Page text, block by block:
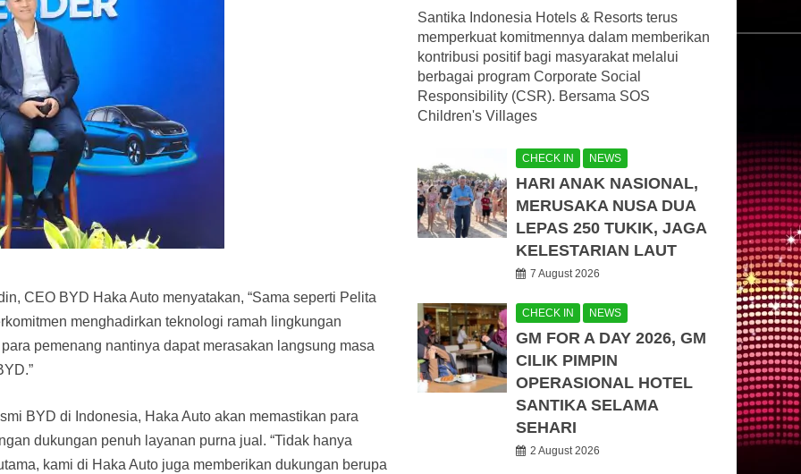
CEO BYD Haka Auto menyatakan, “Sama seperti Pelita
menghadirkan teknologi ramah lingkungan
pemenang nantinya dapat merasakan langsung masa
BYD di Indonesia, Haka Auto akan memastikan para
dukungan penuh layanan purna jual. “Tidak hanya
kami di Haka Auto juga memberikan dukungan berupa
Santika Indonesia Hotels & Resorts terus
memperkuat komitmennya dalam memberikan
kontribusi positif bagi masyarakat melalui
berbagai program Corporate Social
Responsibility (CSR). Bersama SOS
Children's Villages
CHECK IN NEWS
HARI ANAK NASIONAL,
MERUSAKA NUSA DUA
LEPAS 250 TUKIK, JAGA
KELESTARIAN LAUT
7 August 2026
CHECK IN NEWS
GM FOR A DAY 2026, GM
CILIK PIMPIN
OPERASIONAL HOTEL
SANTIKA SELAMA
SEHARI
2 August 2026